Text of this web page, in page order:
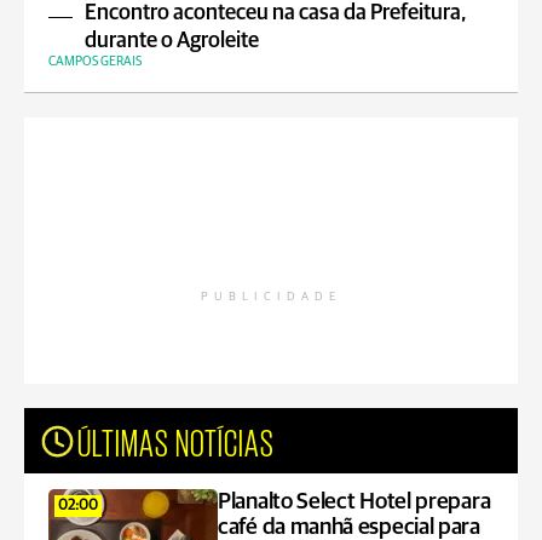
Encontro aconteceu na casa da Prefeitura,
durante o Agroleite
CAMPOS GERAIS
PUBLICIDADE
ÚLTIMAS NOTÍCIAS
02:00
Planalto Select Hotel prepara
café da manhã especial para